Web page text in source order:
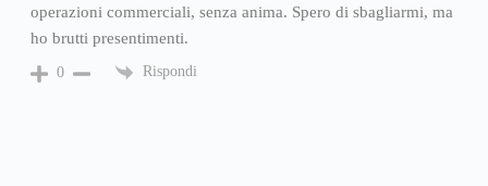
operazioni commerciali, senza anima. Spero di sbagliarmi, ma
ho brutti presentimenti.
0 Rispondi